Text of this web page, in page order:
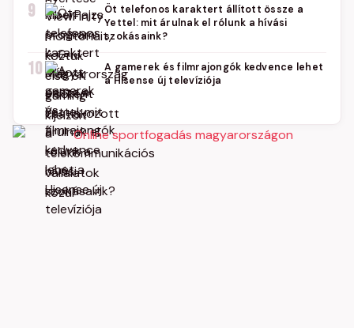
9
Öt telefonos karaktert állított össze a
Yettel: mit árulnak el rólunk a hívási
szokásaink?
10
A gamerek és filmrajongók kedvence lehet
a Hisense új televíziója